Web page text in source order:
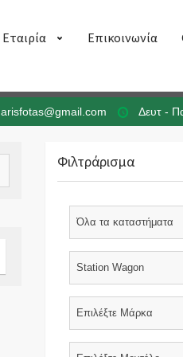
Εταιρία Επικοινωνία
arisfotas@gmail.com Δευτ -
Φιλτράρισμα
Όλα τα καταστήματα
Station Wagon
Επιλέξτε Μάρκα